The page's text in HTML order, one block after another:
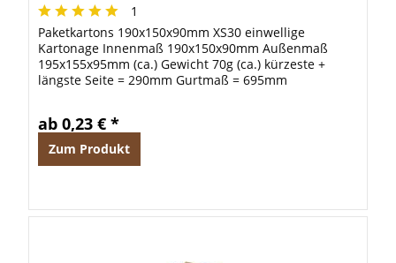
1
Paketkartons 190x150x90mm XS30 einwellige
Kartonage Innenmaß 190x150x90mm Außenmaß
195x155x95mm (ca.) Gewicht 70g (ca.) kürzeste +
längste Seite = 290mm Gurtmaß = 695mm
ab 0,23 € *
Zum Produkt